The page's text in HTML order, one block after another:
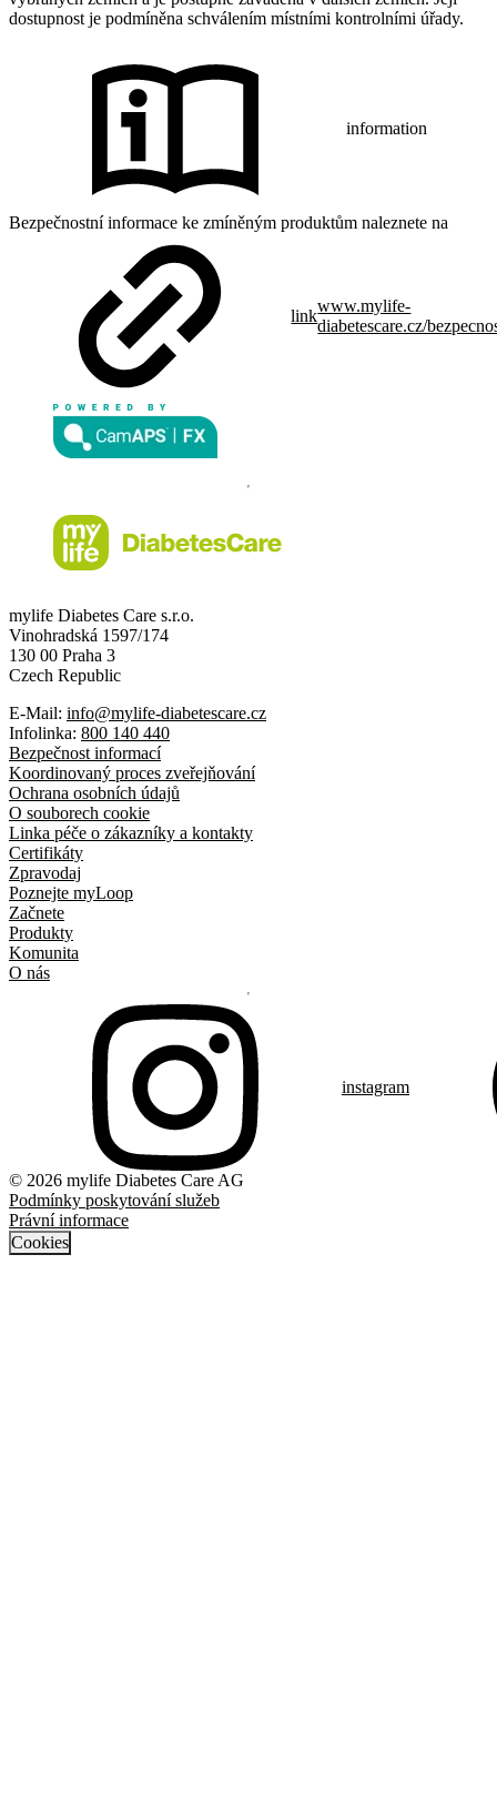
dostupnost je podmíněna schválením místními kontrolními úřady.
information
Bezpečnostní informace ke zmíněným produktům naleznete na
link
www.mylife-
diabetescare.cz/
mylife Diabetes Care s.r.o.
Vinohradská 1597/174
130 00 Praha 3
Czech Republic
E-Mail: info@mylife-diabetescare.cz
Infolinka: 800 140 440
Bezpečnost informací
Koordinovaný proces zveřejňování
Ochrana osobních údajů
O souborech cookie
Linka péče o zákazníky a kontakty
Certifikáty
Zpravodaj
Poznejte myLoop
Začnete
Produkty
Komunita
O nás
instagram
© 2026 mylife Diabetes Care AG
Podmínky poskytování služeb
Právní informace
Cookies